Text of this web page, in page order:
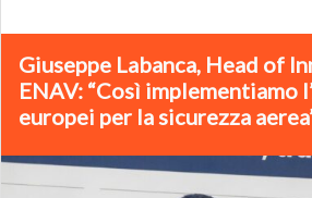
Giuseppe Labanca, Head of
ENAV: “Così implementiamo
europei per la sicurezza